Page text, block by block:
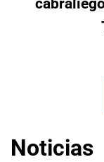
Noticias